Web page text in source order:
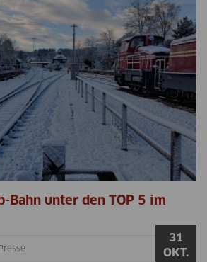
Bahn unter den TOP 5 im
31
OKT.